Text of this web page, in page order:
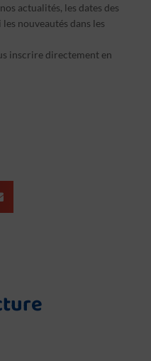
actualités, les dates des
nouveautés dans les
inscrire directement en